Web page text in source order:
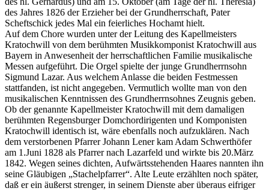
des Jahres 1826 der Erzieher bei der Grundherrschaft, Pater
Scheftschick jedes Mal ein feierliches Hochamt hielt.
Auf dem Chore wurden unter der Leitung des Kapellmeisters
Kratochwill von dem berühmten Musikkomponist Kratochwill aus
Bayern in Anwesenheit der herrschaftlichen Familie musikalische
Messen aufgeführt. Die Orgel spielte der junge Grundherrnsohn
Sigmund Lazar. Aus welchem Anlasse die beiden Festmessen
stattfanden, ist nicht angegeben. Vermutlich wollte man von den
musikalischen Kenntnissen des Grundherrnsohnes Zeugnis geben.
Ob der genannte Kapellmeister Kratochwill mit dem damaligen
berühmten Regensburger Domchordirigenten und Komponisten
Kratochwill identisch ist, wäre ebenfalls noch aufzuklären. Nach
dem verstorbenen Pfarrer Johann Lener kam Adam Schwerthöfer
am 1.Juni 1828 als Pfarrer nach Lazarfeld und wirkte bis 20.März
1842. Wegen seines dichten, Aufwärtsstehenden Haares nannten ihn
seine Gläubigen „Stachelpfarrer“. Alte Leute erzählten noch später,
daß er ein äußerst strenger, in seinem Dienste aber überaus eifriger